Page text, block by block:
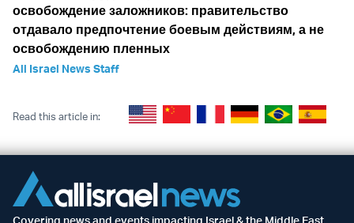
освобождение заложников: правительство
отдавало предпочтение боевым действиям, а не
освобождению пленных
All Israel News Staff
Read this article in: